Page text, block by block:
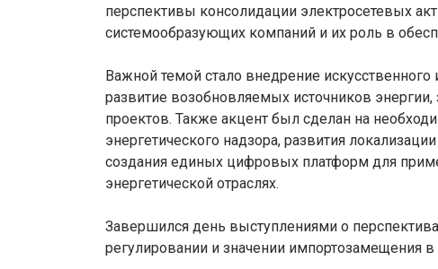
перспективы консолидации электросетевых
системообразующих компаний и их роль в
Важной темой стало внедрение
развитие возобновляемых источников
проектов. Также акцент был сделан на
энергетического надзора, развития
создания единых цифровых платформ для
энергетической отраслях.
Завершился день выступлениями о
регулировании и значении импортозамещения в